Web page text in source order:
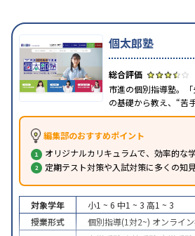
個太郎塾
市進の個別指導塾。
の基礎から教え、“苦
編集部のおすすめポイント
オリジナルカリキュラムで、効率的な
定期テスト対策や入試対策に多くの知
対象学年 小1 ~ 6 中1 ~ 3 高1 ~ 3
授業形式
個別指導(1対2~) オンライ